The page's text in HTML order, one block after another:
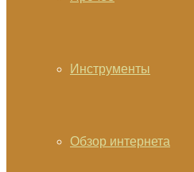
Инструменты
Обзор интернета